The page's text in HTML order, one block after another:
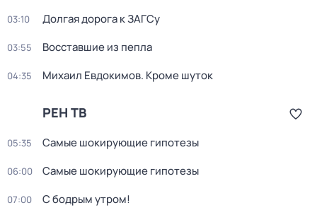
03:10 Долгая дорога к ЗАГСу
03:55 Восставшие из пепла
04:35 Михаил Евдокимов. Кроме шуток
РЕН ТВ
05:35 Самые шoкиpующие гипотезы
06:00 Самые шoкиpующие гипотезы
07:00 С бодрым утром!